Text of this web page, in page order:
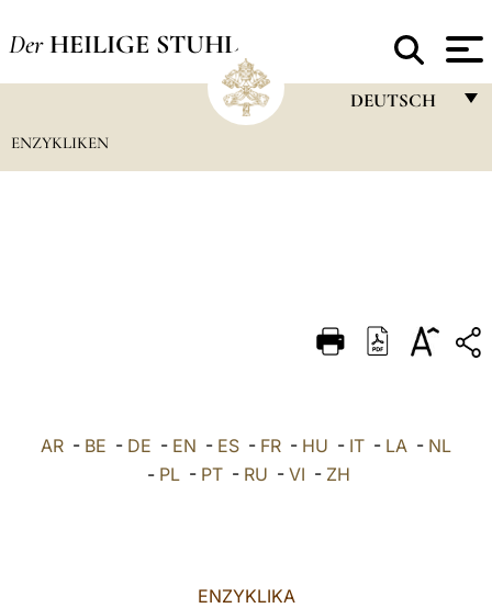
Der HEILIGE STUHL
DEUTSCH
DEUTSCH
العربيّة
中文
ENZYKLIKEN
AR - BE - DE - EN - ES - FR - HU - IT - LA - NL
- PL- PT- RU - VI - ZH
ENZYKLIKA